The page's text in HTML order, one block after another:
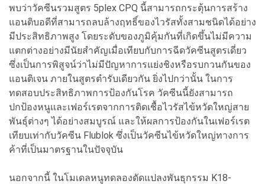
พบว่าวัคซีนรวมสูตร 5plex CPQ นี้สามารถกระตุ้นการสร้าง
แอนติบอดีที่สามารถลบล้างฤทธิ์ของไวรัสทั้งสามชนิดได้อย่าง
มีประสิทธิภาพสูง โดยระดับของภูมิคุ้มกันที่เกิดขึ้นไม่มีความ
แตกต่างอย่างมีนัยสำคัญเมื่อเทียบกับการฉีดวัคซีนสูตรเดี่ยว
ซึ่งเป็นการพิสูจน์ว่าไม่มีปัญหาการแย่งชิงหรือรบกวนกันของ
แอนติเจน ภายในสูตรตำรับเดียวกัน ยิ่งไปกว่านั้น ในการ
ทดสอบประสิทธิภาพการป้องกันโรค วัคซีนนี้ยังสามารถ
ปกป้องหนูและเฟอร์เรตจากการติดเชื้อไวรัสไข้หวัดใหญ่สาย
พันธุ์ต่างๆ ได้อย่างสมบูรณ์ และให้ผลการป้องกันในเฟอร์เรต
เทียบเท่ากับวัคซีน Flublok ซึ่งเป็นวัคซีนไข้หวัดใหญ่ทางการ
ค้าที่เป็นมาตรฐานในปัจจุบัน
นอกจากนี้ ในโมเดลหนูทดลองดัดแปลงพันธุกรรม K18-